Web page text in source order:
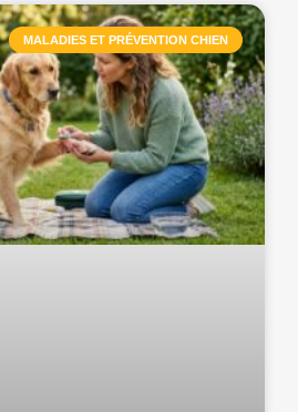
MALADIES ET PRÉVENTION CHIEN